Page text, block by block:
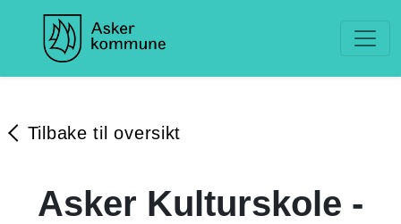
Tilbake til oversikt
Asker Kulturskole -